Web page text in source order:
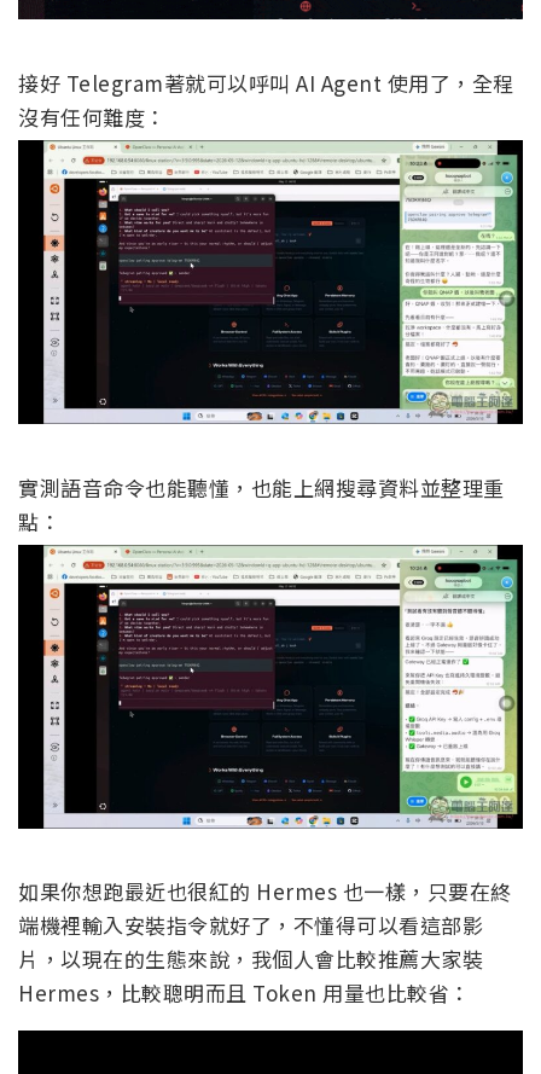
接好 Telegram著就可以呼叫 AI Agent 使用了，全程
沒有任何難度：
實測語音命令也能聽懂，也能上網搜尋資料並整理重
點：
如果你想跑最近也很紅的 Hermes 也一樣，只要在終
端機裡輸入安裝指令就好了，不懂得可以看這部影
片，以現在的生態來說，我個人會比較推薦大家裝
Hermes，比較聰明而且 Token 用量也比較省：